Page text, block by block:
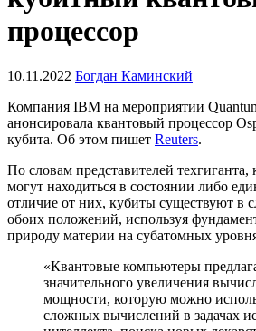
процессор
10.11.2022 Богдан Каминский
Компания IBM на мероприятии
анонсировала квантовый процессор
кубита. Об этом пишет Reuters.
По словам представителей техгиганта,
могут находиться в состоянии либо
отличие от них, кубиты существуют в
обоих положений, используя
природу материи на субатомных
«Квантовые компьютеры
значительного увеличения
мощности, которую можно
сложных вычислений в задачах